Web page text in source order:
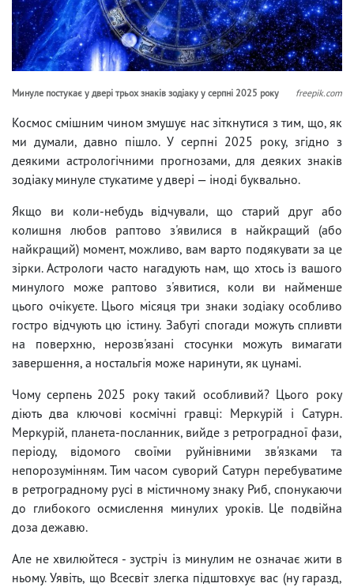
Минуле постукає у двері трьох знаків зодіаку у серпні 2025 року freepik.com
Космос смішним чином змушує нас зіткнутися з тим, що, як
ми думали, давно пішло. У серпні 2025 року, згідно з
деякими астрологічними прогнозами, для деяких знаків
зодіаку минуле стукатиме у двері — іноді буквально.
Якщо ви коли-небудь відчували, що старий друг або
колишня любов раптово з'явилися в найкращий (або
найкращий) момент, можливо, вам варто подякувати за це
зірки. Астрологи часто нагадують нам, що хтось із вашого
минулого може раптово з'явитися, коли ви найменше
цього очікуєте. Цього місяця три знаки зодіаку особливо
гостро відчують цю істину. Забуті спогади можуть спливти
на поверхню, нерозв'язані стосунки можуть вимагати
завершення, а ностальгія може наринути, як цунамі.
Чому серпень 2025 року такий особливий? Цього року
діють два ключові космічні гравці: Меркурій і Сатурн.
Меркурій, планета-посланник, вийде з ретроградної фази,
періоду, відомого своїми руйнівними зв'язками та
непорозумінням. Тим часом суворий Сатурн перебуватиме
в ретроградному русі в містичному знаку Риб, спонукаючи
до глибокого осмислення минулих уроків. Це подвійна
доза дежавю.
Але не хвилюйтеся - зустріч із минулим не означає жити в
ньому. Уявіть, що Всесвіт злегка підштовхує вас (ну гаразд,